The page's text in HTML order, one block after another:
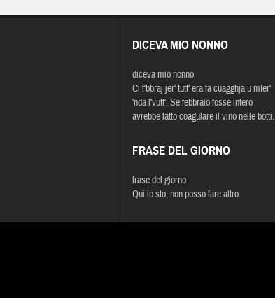
DICEVA MIO NONNO
diceva mio nonno
Ci f'bbraj jer' tutt' era fa cuagghja u míer'
'nda l'vutt'. Se febbraio fosse intero
avrebbe fatto coagulare il vino nelle botti.
FRASE DEL GIORNO
frase del giorno
Qui io sto, non posso fare altro.